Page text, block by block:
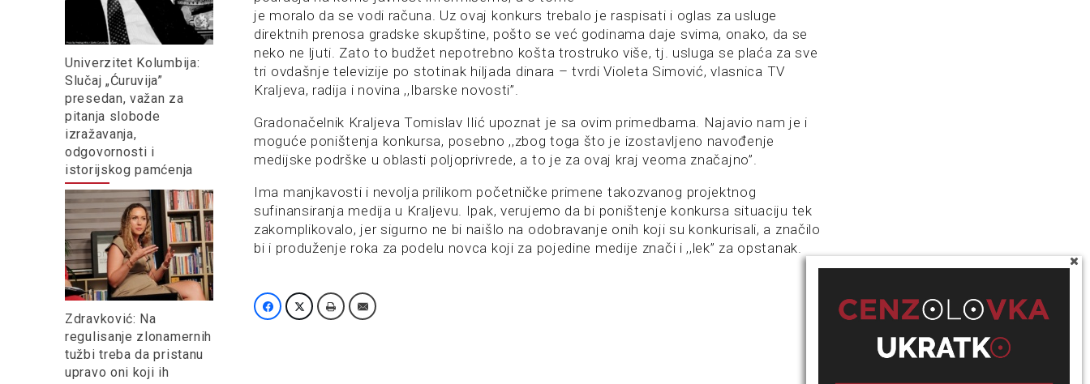
Univerzitet Kolumbija:
Slučaj „Ćuruvija”
presedan, važan za
pitanja slobode
izražavanja,
odgovornosti i
istorijskog pamćenja
Zdravković: Na
regulisanje zlonamernih
tužbi treba da pristanu
upravo oni koji ih
je moralo da se vodi računa. Uz ovaj konkurs trebalo je raspisati i oglas za usluge
direktnih prenosa gradske skupštine, pošto se već godinama daje svima, onako, da se
neko ne ljuti. Zato to budžet nepotrebno košta trostruko više, tj. usluga se plaća za sve
tri ovdašnje televizije po stotinak hiljada dinara – tvrdi Violeta Simović, vlasnica TV
Kraljeva, radija i novina ,,Ibarske novosti”.
Gradonačelnik Kraljeva Tomislav Ilić upoznat je sa ovim primedbama. Najavio nam je i
moguće poništenja konkursa, posebno ,,zbog toga što je izostavljeno navođenje
medijske podrške u oblasti poljoprivrede, a to je za ovaj kraj veoma značajno”.
Ima manjkavosti i nevolja prilikom početničke primene takozvanog projektnog
sufinansiranja medija u Kraljevu. Ipak, verujemo da bi poništenje konkursa situaciju tek
zakomplikovalo, jer sigurno ne bi naišlo na odobravanje onih koji su konkurisali, a značilo
bi i produženje roka za podelu novca koji za pojedine medije znači i ,,lek” za opstanak.